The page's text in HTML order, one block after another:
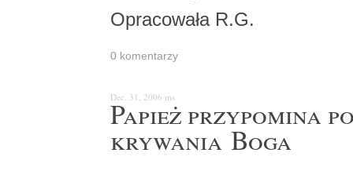
Opra­co­wa­ła R.G.
0 ko­men­ta­rzy
Dec. 31, 2006 ms
Pa­pież przy­po­mi­na
kry­wa­nia Boga